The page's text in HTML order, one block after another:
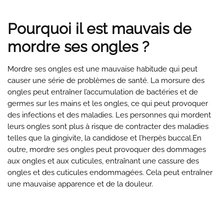
Pourquoi il est mauvais de
mordre ses ongles ?
Mordre ses ongles est une mauvaise habitude qui peut
causer une série de problèmes de santé. La morsure des
ongles peut entraîner l’accumulation de bactéries et de
germes sur les mains et les ongles, ce qui peut provoquer
des infections et des maladies. Les personnes qui mordent
leurs ongles sont plus à risque de contracter des maladies
telles que la gingivite, la candidose et l’herpès buccal.En
outre, mordre ses ongles peut provoquer des dommages
aux ongles et aux cuticules, entraînant une cassure des
ongles et des cuticules endommagées. Cela peut entraîner
une mauvaise apparence et de la douleur.